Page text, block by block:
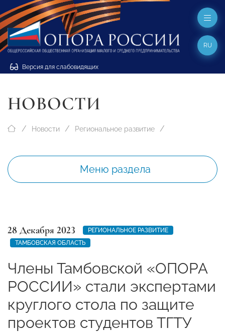
Версия для слабовидящих
RU
НОВОСТИ
Новости Региональное развитие
Меню раздела
28 Декабря 2023
РЕГИОНАЛЬНОЕ РАЗВИТИЕ
ТАМБОВСКАЯ ОБЛАСТЬ
Члены Тамбовской «ОПОРА
РОССИИ» стали экспертами
круглого стола по защите
проектов студентов ТГТУ